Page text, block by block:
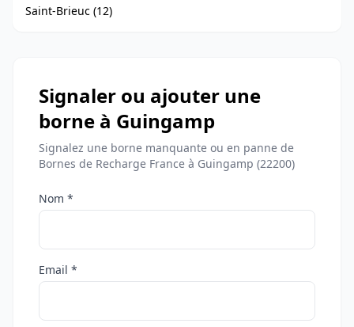
Saint-Brieuc (12)
Signaler ou ajouter une
borne à Guingamp
Signalez une borne manquante ou en panne de
Bornes de Recharge France à Guingamp (22200)
Nom *
Email *